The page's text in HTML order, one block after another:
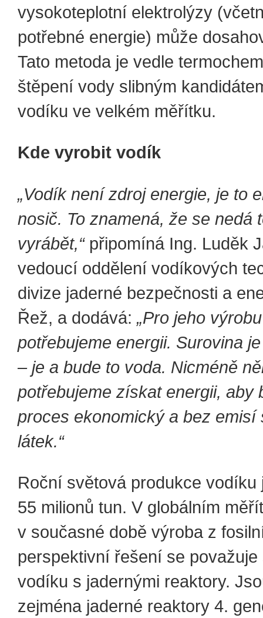
vysokoteplotní elektrolýzy
potřebné energie) může
Tato metoda je vedle
štěpení vody slibným
vodíku ve velkém měřítku.
Kde vyrobit vodík
„Vodík není zdroj energie, je to
nosič. To znamená, že se nedá
vyrábět,“ připomíná Ing. Luděk
vedoucí oddělení vodíkových
divize jaderné bezpečnosti a
Řež, a dodává: „Pro jeho výrobu
potřebujeme energii. Surovina
– je a bude to voda. Nicméně
potřebujeme získat energii, aby
proces ekonomický a bez emisí
látek.“
Roční světová produkce vodíku
55 milionů tun. V globálním
v současné době výroba z
perspektivní řešení se
vodíku s jadernými reaktory.
zejména jaderné reaktory 4.